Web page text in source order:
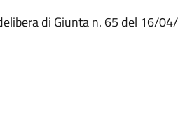
di Giunta n. 65 del 16/